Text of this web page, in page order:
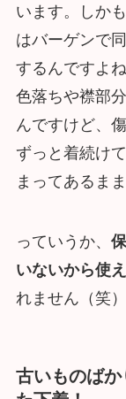
います。しか
はバーゲンで
するんですよね
色落ちや襟部
んですけど、
ずっと着続け
まってあるまま
っていうか、
いないから使
れません（笑）
古いものば